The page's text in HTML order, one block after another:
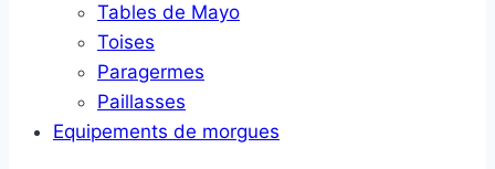
Tables de Mayo
Toises
Paragermes
Paillasses
Equipements de morgues